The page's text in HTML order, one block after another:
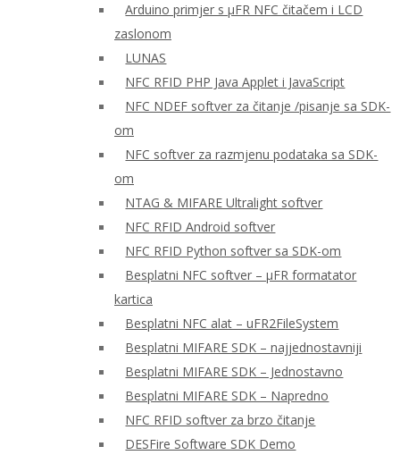
Arduino primjer s μFR NFC čitačem i LCD
zaslonom
LUNAS
NFC RFID PHP Java Applet i JavaScript
NFC NDEF softver za čitanje /pisanje sa SDK-
om
NFC softver za razmjenu podataka sa SDK-
om
NTAG & MIFARE Ultralight softver
NFC RFID Android softver
NFC RFID Python softver sa SDK-om
Besplatni NFC softver – μFR formatator
kartica
Besplatni NFC alat – uFR2FileSystem
Besplatni MIFARE SDK – najjednostavniji
Besplatni MIFARE SDK – Jednostavno
Besplatni MIFARE SDK – Napredno
NFC RFID softver za brzo čitanje
DESFire Software SDK Demo